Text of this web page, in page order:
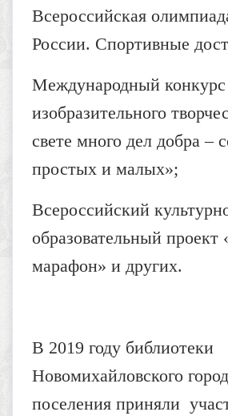
Всероссийская
России. Спортивные
Международный конкурс
изобразительного
свете много дел добра –
простых и малых»;
Всероссийский
образовательный проект
марафон» и других.
В 2019 году библиотеки
Новомихайловского
поселения приняли